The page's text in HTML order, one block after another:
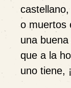
o muertos
una
que a la
uno tiene,